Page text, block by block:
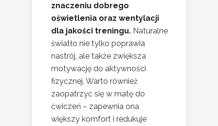
znaczeniu dobrego
oświetlenia oraz wentylacji
dla jakości treningu. Naturalne
światło nie tylko poprawia
nastrój, ale także zwiększa
motywację do aktywności
fizycznej. Warto również
zaopatrzyć się w matę do
ćwiczeń – zapewnia ona
większy komfort i redukuje